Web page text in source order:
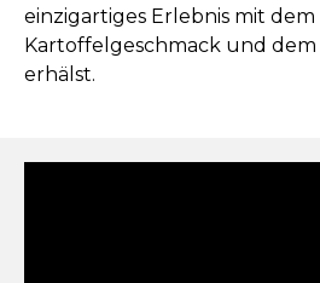
einzigartiges Erlebnis mit
Kartoffelgeschmack und
erhälst.